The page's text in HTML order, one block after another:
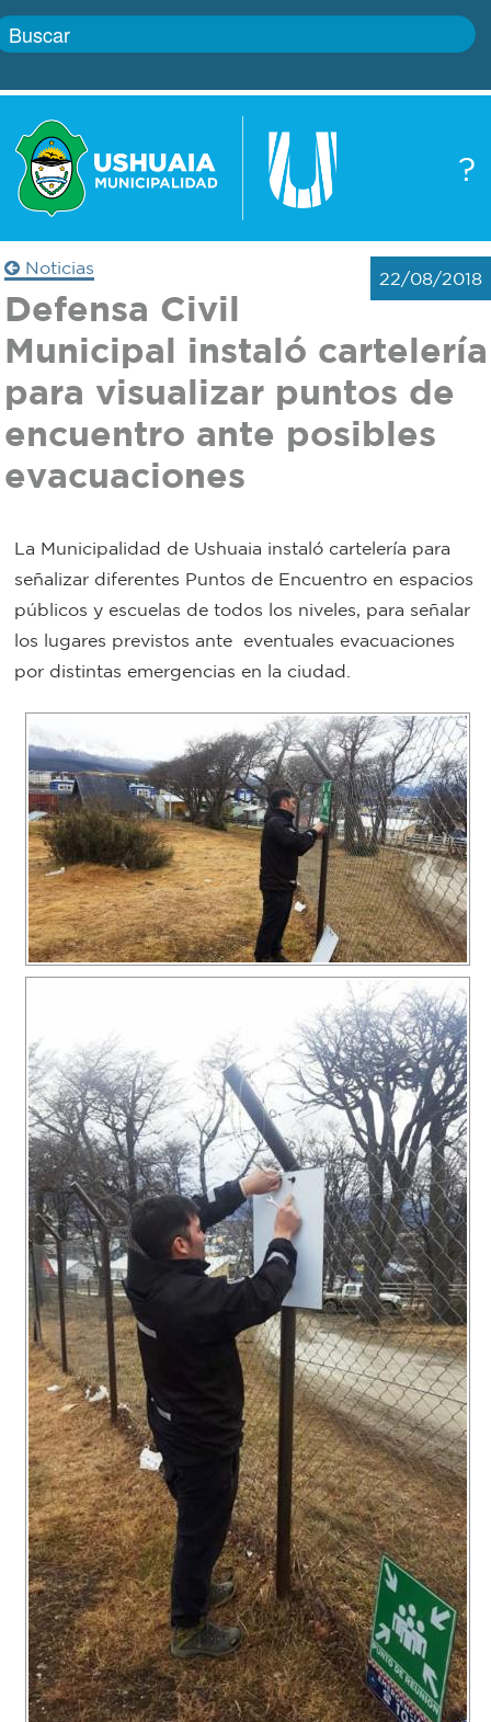
?
Boletín
Defensa
civil
Zoonosis
Rentas
Municipal
bondi
Boleto
estudiantil
Recorrido
colectivos
SUBE
Gobierno
Trámites
Transparencia
Actualidad
Correo
Personal
municipal
Noticias
22/08/2018
Defensa Civil
Municipal instaló cartelería
para visualizar puntos de
encuentro ante posibles
evacuaciones
La Municipalidad de Ushuaia instaló cartelería para
señalizar diferentes Puntos de Encuentro en espacios
públicos y escuelas de todos los niveles, para señalar
los lugares previstos ante eventuales evacuaciones
por distintas emergencias en la ciudad.